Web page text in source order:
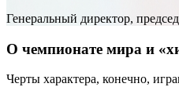
Генеральный директор,
О чемпионате мира и
Черты характера, конечно,